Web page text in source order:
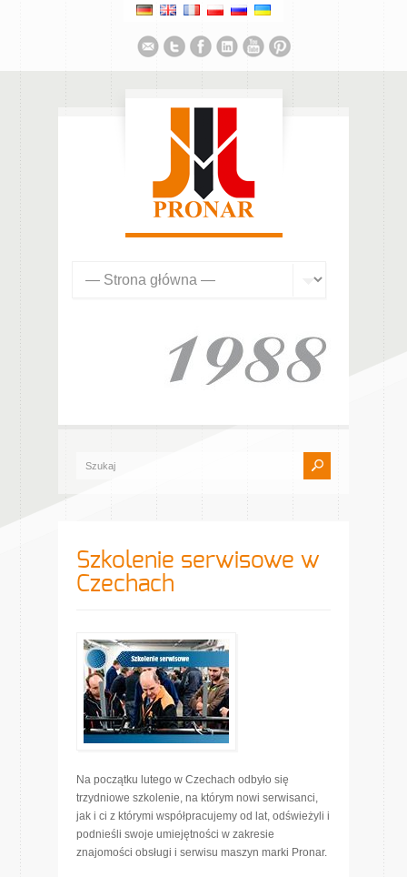
Szkolenie serwisowe w
Czechach
Na początku lutego w Czechach odbyło się
trzydniowe szkolenie, na którym nowi serwisanci,
jak i ci z którymi współpracujemy od lat, odświeżyli i
podnieśli swoje umiejętności w zakresie
znajomości obsługi i serwisu maszyn marki Pronar.